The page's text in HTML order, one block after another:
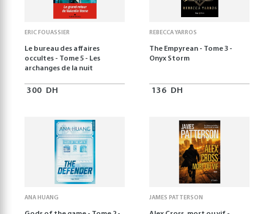
ERIC FOUASSIER
Le bureau des affaires
occultes - Tome 5 - Les
archanges de la nuit
300 DH
REBECCA YARROS
The Empyrean - Tome 3 -
Onyx Storm
136 DH
ANA HUANG JAMES PATTERSON